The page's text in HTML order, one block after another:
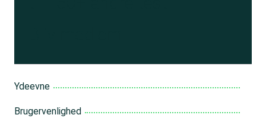
Ydeevne
Brugervenlighed